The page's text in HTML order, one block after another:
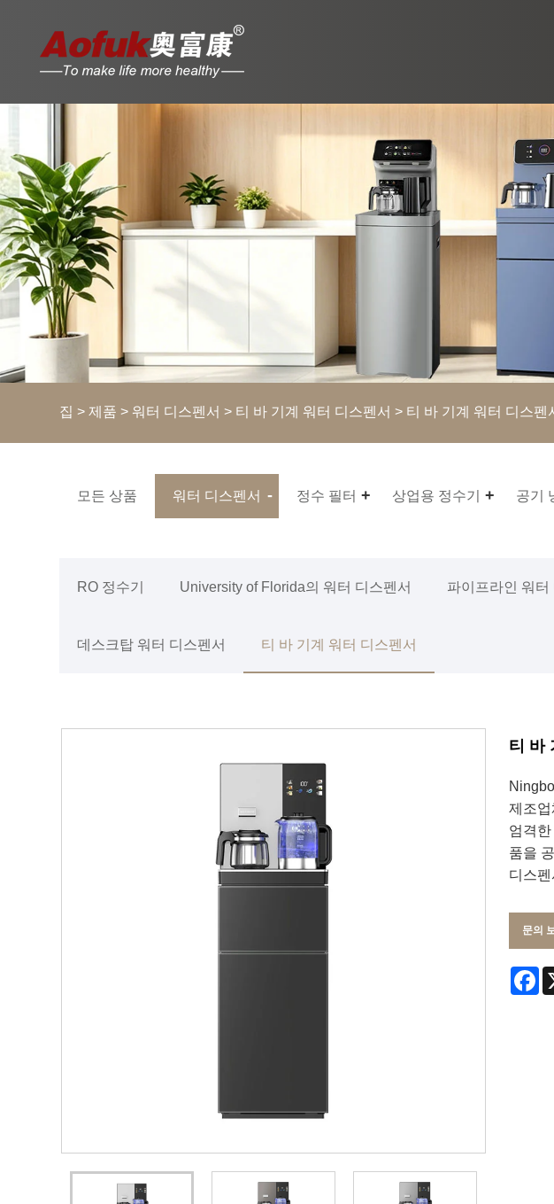
집 > 제품 > 워터 디스펜서 > 티 바 기계 워터 디스펜서 > 티 바 기계 워터 디스펜
모든 상품 워터 디스펜서 정수 필터 상업용 정수기 공기
RO 정수기 University of Florida의 워터 디스펜서 파이프라인 워터
데스크탑 워터 디스펜서 티 바 기계 워터 디스펜서
티 바
제조
엄격
품을
디스
문의